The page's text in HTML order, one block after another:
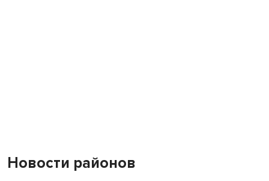
Новости районов